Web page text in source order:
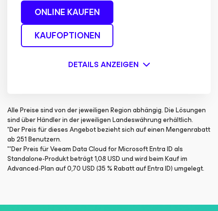
ONLINE KAUFEN
KAUFOPTIONEN
DETAILS ANZEIGEN
Alle Preise sind von der jeweiligen Region abhängig. Die Lösungen
sind über Händler in der jeweiligen Landeswährung erhältlich.
*Der Preis für dieses Angebot bezieht sich auf einen Mengenrabatt
ab 251 Benutzern.​​
**Der Preis für Veeam Data Cloud for Microsoft Entra ID als
Standalone-Produkt beträgt 1,08 USD und wird beim Kauf im
Advanced-Plan auf 0,70 USD (35 % Rabatt auf Entra ID) umgelegt.​